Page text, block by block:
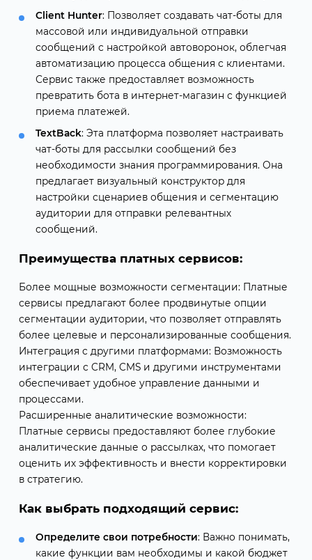
Client Hunter: Позволяет создавать чат-боты для
массовой или индивидуальной отправки
сообщений с настройкой автоворонок, облегчая
автоматизацию процесса общения с клиентами.
Сервис также предоставляет возможность
превратить бота в интернет-магазин с функцией
приема платежей.
TextBack: Эта платформа позволяет настраивать
чат-боты для рассылки сообщений без
необходимости знания программирования. Она
предлагает визуальный конструктор для
настройки сценариев общения и сегментацию
аудитории для отправки релевантных
сообщений.
Преимущества платных сервисов:
Более мощные возможности сегментации: Платные
сервисы предлагают более продвинутые опции
сегментации аудитории, что позволяет отправлять
более целевые и персонализированные сообщения.
Интеграция с другими платформами: Возможность
интеграции с CRM, CMS и другими инструментами
обеспечивает удобное управление данными и
процессами.
Расширенные аналитические возможности:
Платные сервисы предоставляют более глубокие
аналитические данные о рассылках, что помогает
оценить их эффективность и внести корректировки
в стратегию.
Как выбрать подходящий сервис:
Определите свои потребности: Важно понимать,
какие функции вам необходимы и какой бюджет